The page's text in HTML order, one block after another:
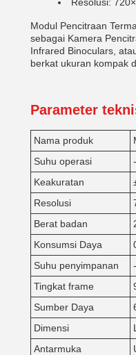
Modul Pencitraan
sebagai Kamera
Infrared Binoculars,
berkat ukuran kompak
Parameter
Nama produk
Suhu operasi
Keakuratan
Resolusi
Berat badan
Konsumsi Daya
Suhu penyimpanan
Tingkat frame
Sumber Daya
Dimensi
Antarmuka